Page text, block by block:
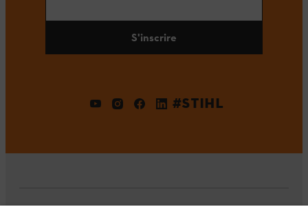
S'inscrire
#STIHL